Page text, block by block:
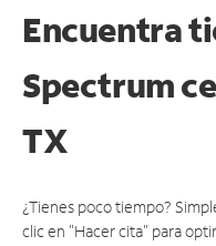
Encuentra
Spectrum
TX
¿Tienes poco tiempo?
clic en "Hacer cita" para